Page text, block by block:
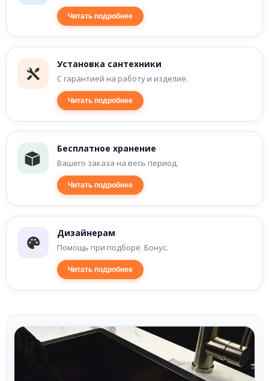
Читать подробнее
Установка сантехники
С гарантией на работу и изделие.
Читать подробнее
Бесплатное хранение
Вашего заказа на весь период.
Читать подробнее
Дизайнерам
Помощь при подборе. Бонус.
Читать подробнее